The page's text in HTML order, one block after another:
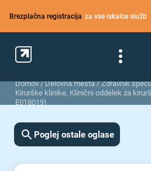
Brezplačna registracija za vse iskalce služb
Domov/Delovna mesta/Zdravnik
Kirurške klinike, Klinični oddelek za
E018019)
Poglej ostale oglase